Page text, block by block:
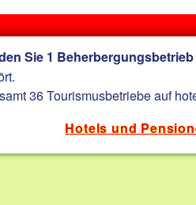
Sie 1 Beherbergungsbetrieb
36 Tourismusbetriebe auf
Hotels und